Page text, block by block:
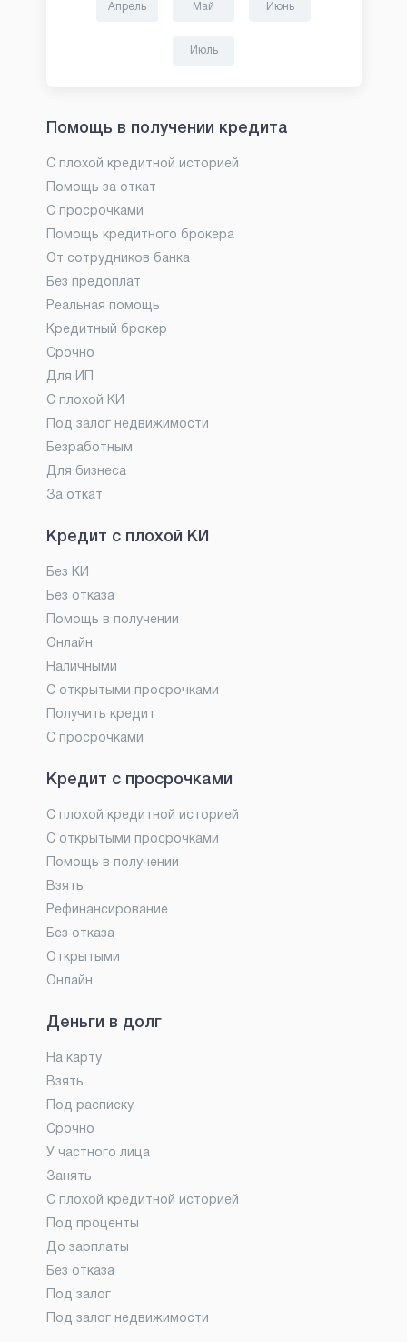
Апрель Май Июнь
Июль
Помощь в получении кредита
С плохой кредитной историей
Помощь за откат
С просрочками
Помощь кредитного брокера
От сотрудников банка
Без предоплат
Реальная помощь
Кредитный брокер
Срочно
Для ИП
С плохой КИ
Под залог недвижимости
Безработным
Для бизнеса
За откат
Кредит с плохой КИ
Без КИ
Без отказа
Помощь в получении
Онлайн
Наличными
С открытыми просрочками
Получить кредит
С просрочками
Кредит с просрочками
С плохой кредитной историей
С открытыми просрочками
Помощь в получении
Взять
Рефинансирование
Без отказа
Открытыми
Онлайн
Деньги в долг
На карту
Взять
Под расписку
Срочно
У частного лица
Занять
С плохой кредитной историей
Под проценты
До зарплаты
Без отказа
Под залог
Под залог недвижимости